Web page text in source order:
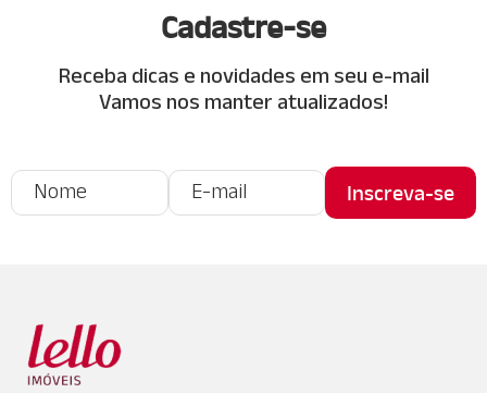
Cadastre-se
Receba dicas e novidades em seu e-mail
Vamos nos manter atualizados!